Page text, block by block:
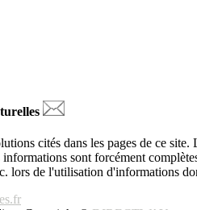
cités dans les pages de ce
sont forcément
lors de l'utilisation d'informations